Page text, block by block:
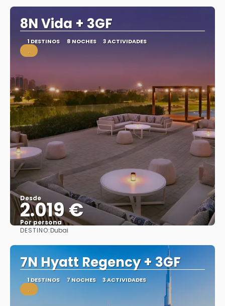
8N Vida + 3GF
1 DESTINOS 8 NOCHES 3 ACTIVIDADES
.
Desde
2.019 €
Por persona
DESTINO:Dubai
7N Hyatt Regency + 3GF
1 DESTINOS 7 NOCHES 3 ACTIVIDADES
.